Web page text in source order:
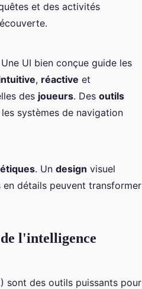
et des activités
UI bien conçue guide les
, réactive et
des joueurs. Des outils
systèmes de navigation
. Un design visuel
en détails peuvent transformer
l'intelligence
sont des outils puissants pour